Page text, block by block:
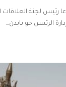
رئيس لجنة
الرئيس جو بايدن…